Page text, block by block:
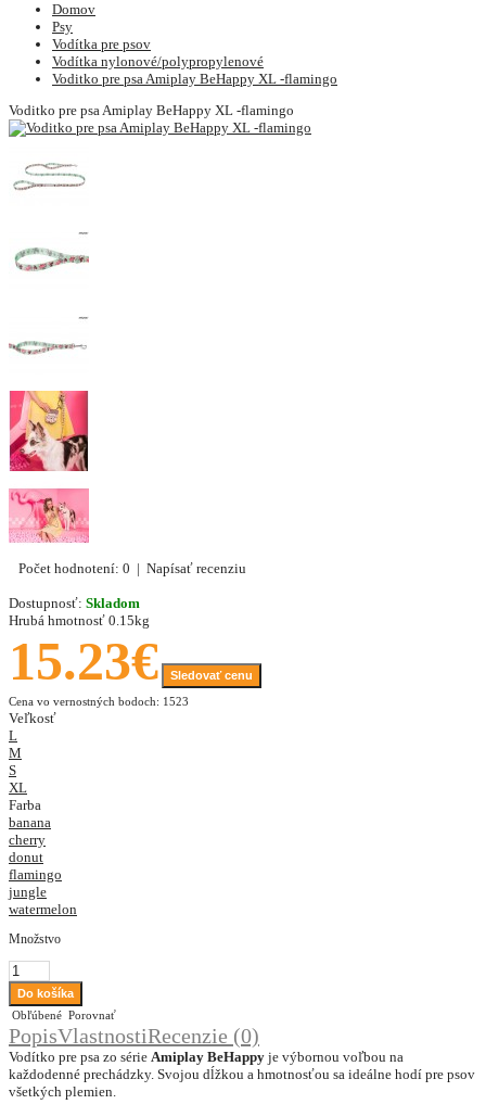
Domov
Psy
Vodítka pre psov
Vodítka nylonové/polypropylenové
Voditko pre psa Amiplay BeHappy XL -flamingo
Voditko pre psa Amiplay BeHappy XL -flamingo
Počet hodnotení: 0 | Napísať recenziu
Dostupnosť: Skladom
Hrubá hmotnosť 0.15kg
15.23€
Sledovať cenu
Cena vo vernostných bodoch: 1523
Veľkosť
L
M
S
XL
Farba
banana
cherry
donut
flamingo
jungle
watermelon
Množstvo
Obľúbené Porovnať
PopisVlastnostiRecenzie (0)
Vodítko pre psa zo série Amiplay BeHappy je výbornou voľbou na
každodenné prechádzky. Svojou dĺžkou a hmotnosťou sa ideálne hodí pre psov
všetkých plemien.